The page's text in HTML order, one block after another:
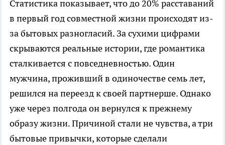
Статистика показывает, что до 20% расставаний
в первый год совместной жизни происходят из-
за бытовых разногласий. За сухими цифрами
скрываются реальные истории, где романтика
сталкивается с повседневностью. Один
мужчина, проживший в одиночестве семь лет,
решился на переезд к своей партнерше. Однако
уже через полгода он вернулся к прежнему
образу жизни. Причиной стали не чувства, а три
бытовые привычки, которые сделали